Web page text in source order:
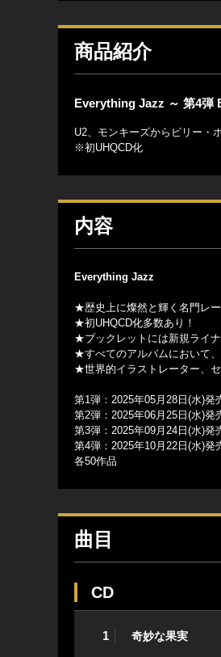
商品紹介
Everything Jazz ～ 第4弾
U2、モンキーズからビリー・
※初UHQCD化
内容
Everything Jazz
★歴史上に燦然と輝く名門レ
★初UHQCD化多数あり！
★ブックレットには新規ライ
★すべてのアルバムにおいて
★世界的イラストレーター、
第1弾：2025年05月28日(水)
第2弾：2025年06月25日(水)
第3弾：2025年09月24日(水)
第4弾：2025年10月22日(水)
各50作品
曲目
CD
1 奇妙な果実